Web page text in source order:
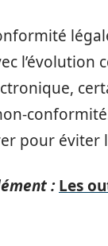
pour éviter
: Les